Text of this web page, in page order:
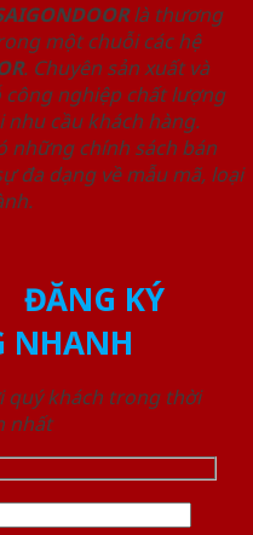
là thương
một chuỗi các hệ
. Chuyên sản xuất và
nghiệp chất lượng
cầu khách hàng.
những chính sách bán
đa dạng về mẫu mã, loại
ĐĂNG KÝ
NHANH
quý khách trong thời
nhất